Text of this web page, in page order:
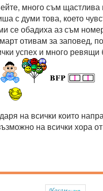
много съм щастлива
с думи това, което
се обадиха аз съм
отивам за заповед,
успех и много ревящи
на всички които
на всички хора